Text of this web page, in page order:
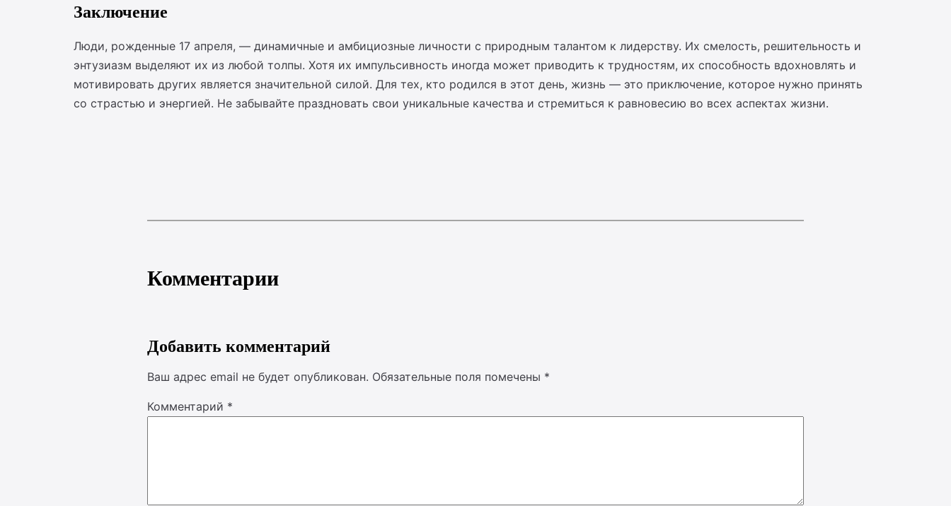
Заключение
Люди, рожденные 17 апреля, — динамичные и амбициозные личности с природным талантом к лидерству. Их смелость, решительность и
энтузиазм выделяют их из любой толпы. Хотя их импульсивность иногда может приводить к трудностям, их способность вдохновлять и
мотивировать других является значительной силой. Для тех, кто родился в этот день, жизнь — это приключение, которое нужно принять
со страстью и энергией. Не забывайте праздновать свои уникальные качества и стремиться к равновесию во всех аспектах жизни.
Комментарии
Добавить комментарий
Ваш адрес email не будет опубликован. Обязательные поля помечены *
Комментарий *